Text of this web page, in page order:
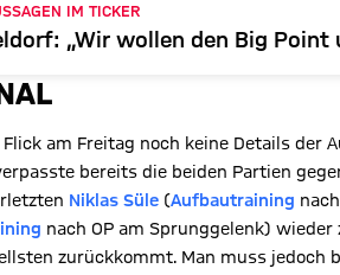
IM TICKER
„Wir wollen den Big
am Freitag noch keine Details der
bereits die beiden Partien
Niklas Süle (Aufbautraining
nach OP am Sprunggelenk)
zurückkommt. Man muss